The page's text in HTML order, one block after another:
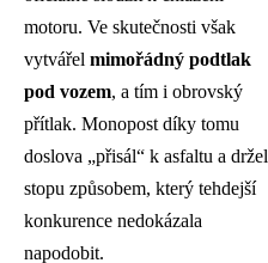
motoru. Ve skutečnosti však
vytvářel mimořádný podtlak
pod vozem, a tím i obrovský
přítlak. Monopost díky tomu
doslova „přisál“ k asfaltu a držel
stopu způsobem, který tehdejší
konkurence nedokázala
napodobit.